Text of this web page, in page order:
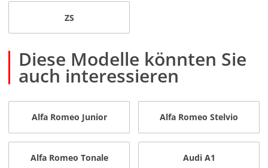
ZS
Diese Modelle könnten Sie
auch interessieren
Alfa Romeo Junior Alfa Romeo Stelvio
Alfa Romeo Tonale Audi A1